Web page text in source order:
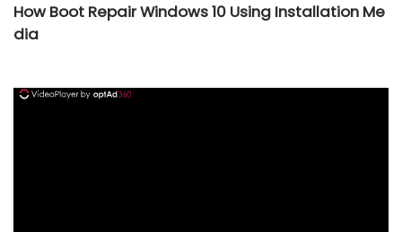
How Boot Repair Windows 10 Using Installation Me
dia